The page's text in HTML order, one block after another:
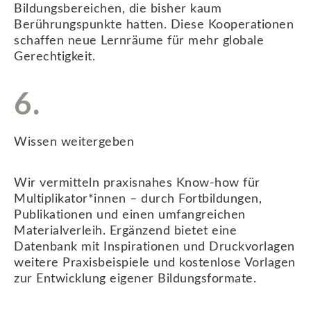
Bildungsbereichen, die bisher kaum
Berührungspunkte hatten. Diese Kooperationen
schaffen neue Lernräume für mehr globale
Gerechtigkeit.
6.
Wissen weitergeben
Wir vermitteln praxisnahes Know-how für
Multiplikator*innen – durch Fortbildungen,
Publikationen und einen umfangreichen
Materialverleih. Ergänzend bietet eine
Datenbank mit Inspirationen und Druckvorlagen
weitere Praxisbeispiele und kostenlose Vorlagen
zur Entwicklung eigener Bildungsformate.